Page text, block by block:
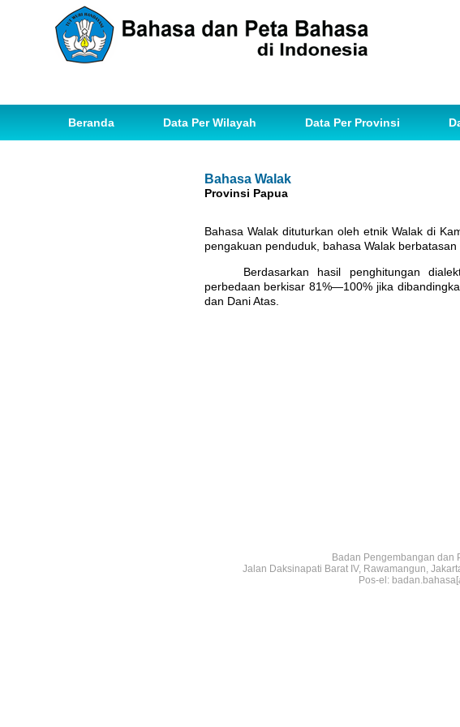
Beranda Data Per Wilayah Data Per Provinsi
Bahasa Walak
Provinsi Papua
Bahasa Walak dituturkan oleh etnik Walak di
pengakuan penduduk, bahasa Walak
Berdasarkan hasil penghitungan
perbedaan berkisar 81%—100% jika
dan Dani Atas.
Badan Pengembangan dan
Jalan Daksinapati Barat IV, Rawamangun,
Pos-el: badan.bahasa[